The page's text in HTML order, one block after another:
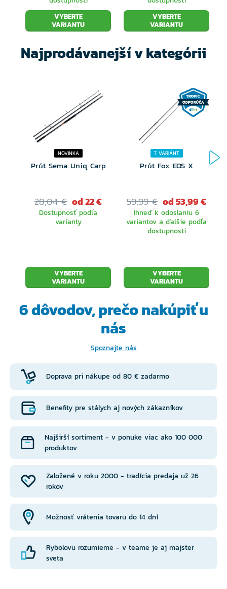
VYBERTE
VARIANTU
VYBERTE
VARIANTU
Najprodávanejší v kategórii
NOVINKA
Prút Sema Uniq Carp
28,04 € od 22 €
Dostupnosť podľa
varianty
VYBERTE
VARIANTU
7 VARIÁNT
Prút Fox EOS X
59,99 € od 53,99 €
Ihneď k odoslaniu 6
variantov a ďalšie podľa
dostupnosti
VYBERTE
VARIANTU
6 dôvodov, prečonakúpiť u
nás
Spoznajte nás
Doprava pri nákupe od 80 € zadarmo
Založené v roku 2000 - tradícia predaja už 26
rokov
Benefity pre stálych aj nových zákazníkov
Možnosť vrátenia tovaru do 14 dní
Najširší sortiment - v ponuke viac ako 100 000
produktov
Rybolovu rozumieme - v teame je aj majster
sveta